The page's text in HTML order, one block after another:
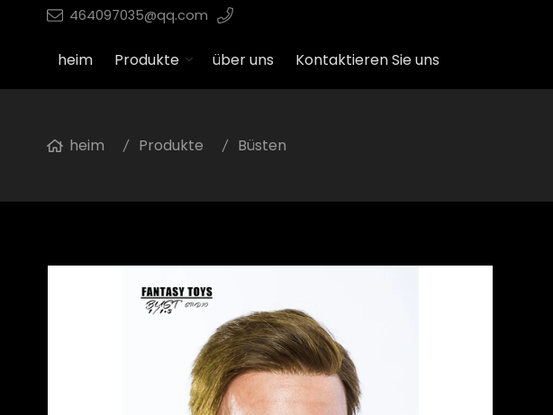
464097035@qq.com
heim Produkte über uns Kontaktieren Sie uns
heim Produkte Büsten